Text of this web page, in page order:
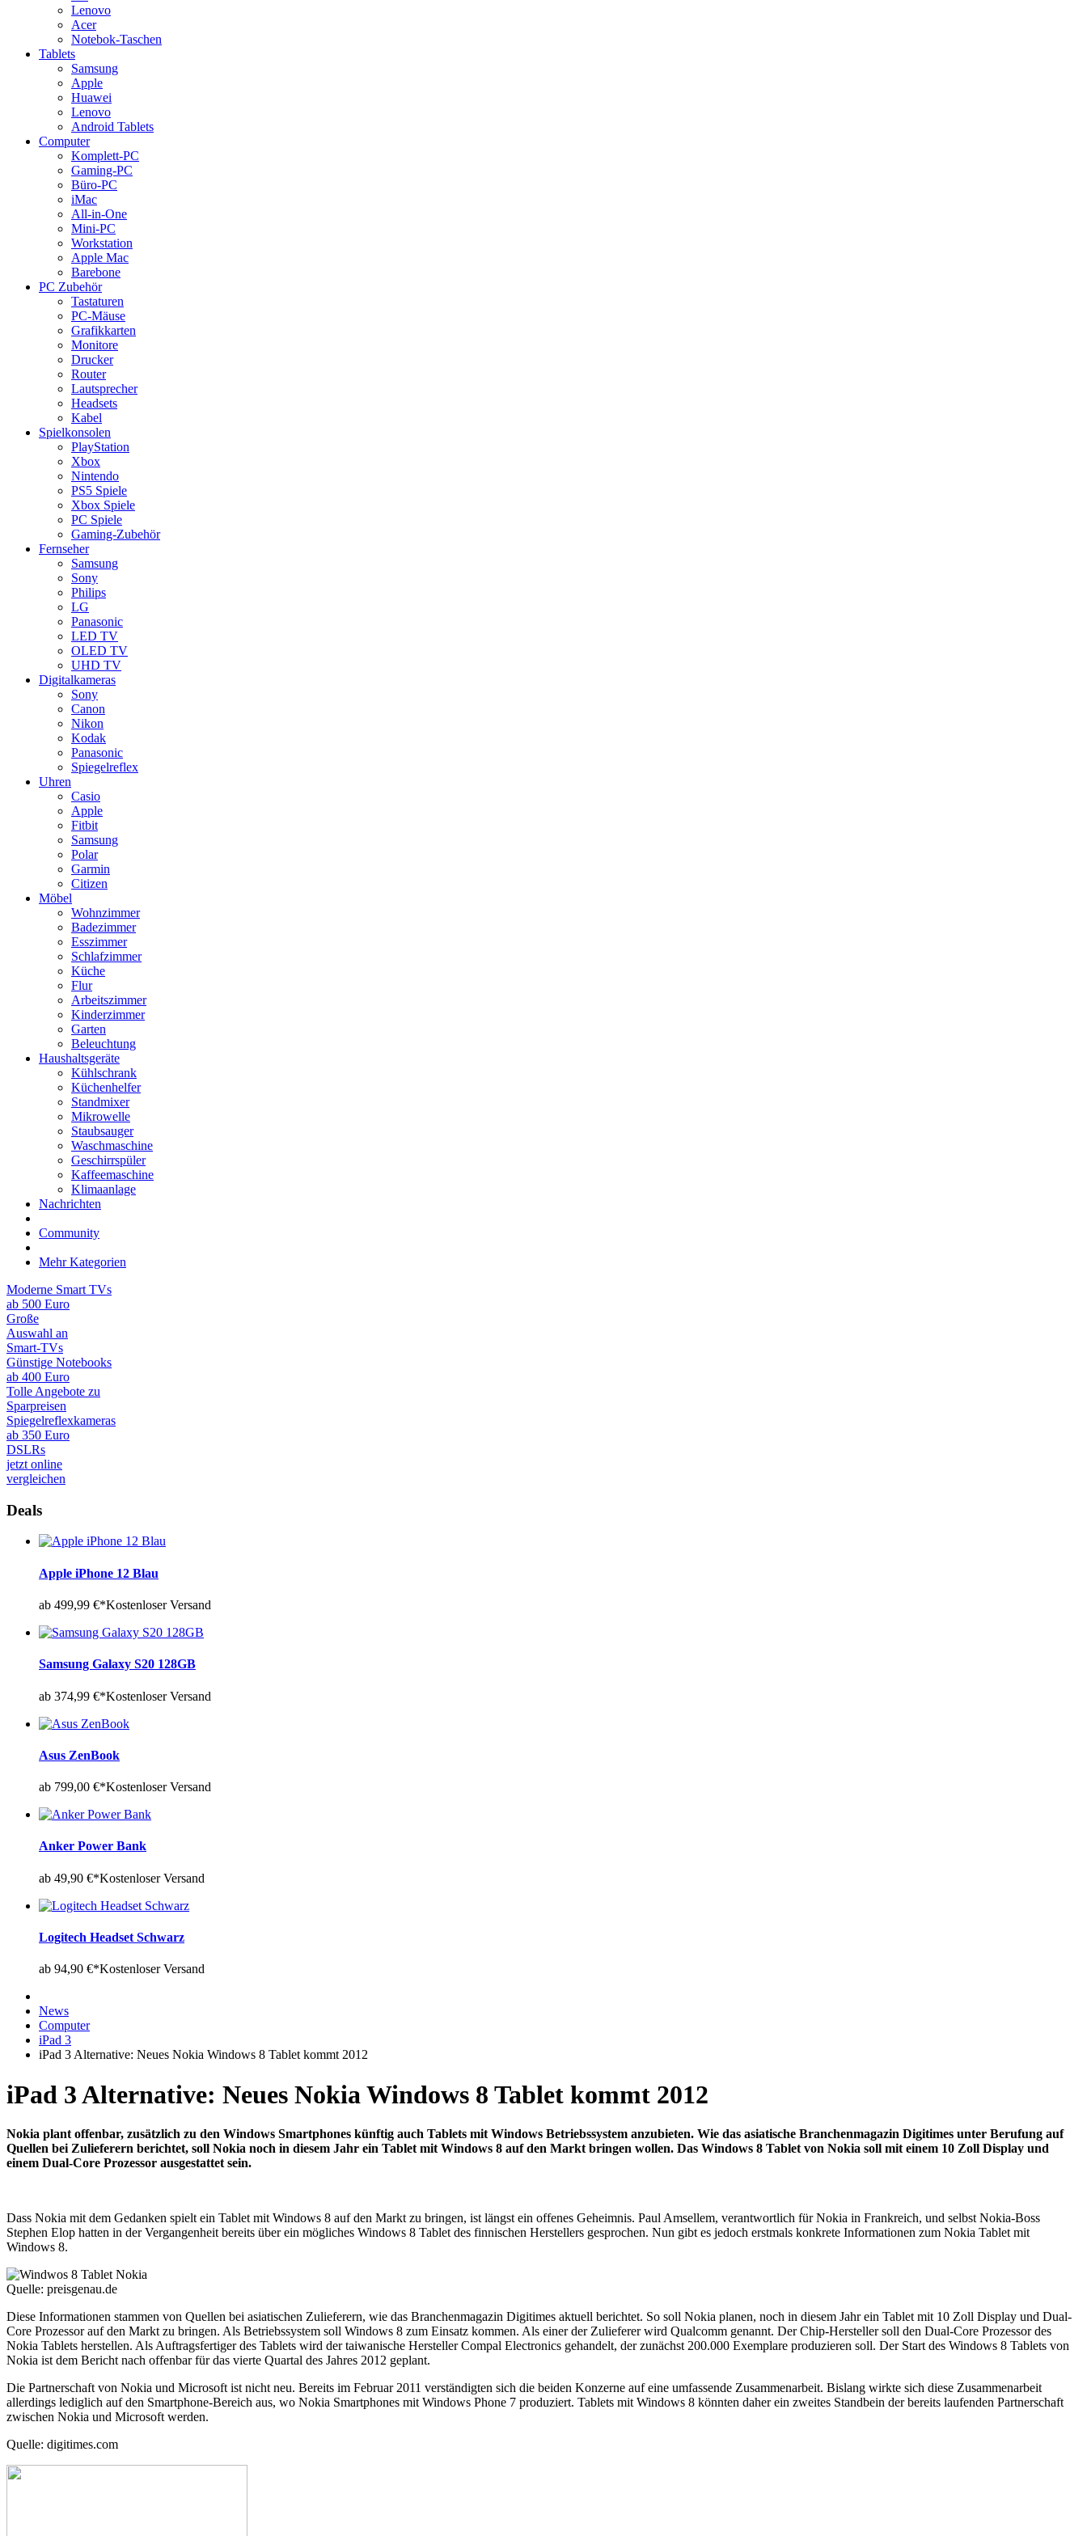
Lenovo
Acer
Notebok-Taschen
Tablets
Samsung
Apple
Huawei
Lenovo
Android Tablets
Computer
Komplett-PC
Gaming-PC
Büro-PC
iMac
All-in-One
Mini-PC
Workstation
Apple Mac
Barebone
PC Zubehör
Tastaturen
PC-Mäuse
Grafikkarten
Monitore
Drucker
Router
Lautsprecher
Headsets
Kabel
Spielkonsolen
PlayStation
Xbox
Nintendo
PS5 Spiele
Xbox Spiele
PC Spiele
Gaming-Zubehör
Fernseher
Samsung
Sony
Philips
LG
Panasonic
LED TV
OLED TV
UHD TV
Digitalkameras
Sony
Canon
Nikon
Kodak
Panasonic
Spiegelreflex
Uhren
Casio
Apple
Fitbit
Samsung
Polar
Garmin
Citizen
Möbel
Wohnzimmer
Badezimmer
Esszimmer
Schlafzimmer
Küche
Flur
Arbeitszimmer
Kinderzimmer
Garten
Beleuchtung
Haushaltsgeräte
Kühlschrank
Küchenhelfer
Standmixer
Mikrowelle
Staubsauger
Waschmaschine
Geschirrspüler
Kaffeemaschine
Klimaanlage
Nachrichten
Community
Mehr Kategorien
Moderne Smart TVs
ab 500 Euro
Große
Auswahl an
Smart-TVs
Günstige Notebooks
ab 400 Euro
Tolle Angebote zu
Sparpreisen
Spiegelreflexkameras
ab 350 Euro
DSLRs
jetzt online
vergleichen
Deals
Apple iPhone 12 Blau
ab 499,99 €*Kostenloser Versand
Samsung Galaxy S20 128GB
ab 374,99 €*Kostenloser Versand
Asus ZenBook
ab 799,00 €*Kostenloser Versand
Anker Power Bank
ab 49,90 €*Kostenloser Versand
Logitech Headset Schwarz
ab 94,90 €*Kostenloser Versand
News
Computer
iPad 3
iPad 3 Alternative: Neues Nokia Windows 8 Tablet kommt 2012
iPad 3 Alternative: Neues Nokia Windows 8 Tablet kommt 2012
Nokia plant offenbar, zusätzlich zu den Windows Smartphones künftig auch Tablets mit Windows Betriebssystem anzubieten. Wie das asiatische Branchenmagazin Digitimes unter Berufung auf
Quellen bei Zulieferern berichtet, soll Nokia noch in diesem Jahr ein Tablet mit Windows 8 auf den Markt bringen wollen. Das Windows 8 Tablet von Nokia soll mit einem 10 Zoll Display und
einem Dual-Core Prozessor ausgestattet sein.
Dass Nokia mit dem Gedanken spielt ein Tablet mit Windows 8 auf den Markt zu bringen, ist längst ein offenes Geheimnis. Paul Amsellem, verantwortlich für Nokia in Frankreich, und selbst Nokia-Boss
Stephen Elop hatten in der Vergangenheit bereits über ein mögliches Windows 8 Tablet des finnischen Herstellers gesprochen. Nun gibt es jedoch erstmals konkrete Informationen zum Nokia Tablet mit
Windows 8.
Quelle: preisgenau.de
Diese Informationen stammen von Quellen bei asiatischen Zulieferern, wie das Branchenmagazin Digitimes aktuell berichtet. So soll Nokia planen, noch in diesem Jahr ein Tablet mit 10 Zoll Display und Dual-
Core Prozessor auf den Markt zu bringen. Als Betriebssystem soll Windows 8 zum Einsatz kommen. Als einer der Zulieferer wird Qualcomm genannt. Der Chip-Hersteller soll den Dual-Core Prozessor des
Nokia Tablets herstellen. Als Auftragsfertiger des Tablets wird der taiwanische Hersteller Compal Electronics gehandelt, der zunächst 200.000 Exemplare produzieren soll. Der Start des Windows 8 Tablets von
Nokia ist dem Bericht nach offenbar für das vierte Quartal des Jahres 2012 geplant.
Die Partnerschaft von Nokia und Microsoft ist nicht neu. Bereits im Februar 2011 verständigten sich die beiden Konzerne auf eine umfassende Zusammenarbeit. Bislang wirkte sich diese Zusammenarbeit
allerdings lediglich auf den Smartphone-Bereich aus, wo Nokia Smartphones mit Windows Phone 7 produziert. Tablets mit Windows 8 könnten daher ein zweites Standbein der bereits laufenden Partnerschaft
zwischen Nokia und Microsoft werden.
Quelle: digitimes.com